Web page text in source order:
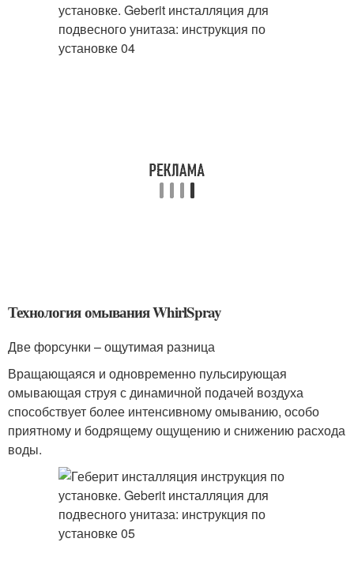
Технология омывания WhirlSpray
Две форсунки – ощутимая разница
Вращающаяся и одновременно пульсирующая
омывающая струя с динамичной подачей воздуха
способствует более интенсивному омыванию, особо
приятному и бодрящему ощущению и снижению расхода
воды.